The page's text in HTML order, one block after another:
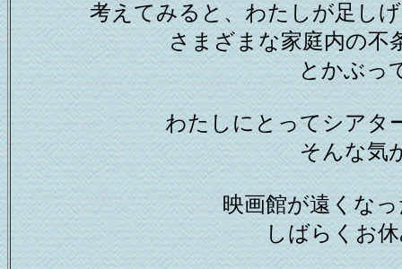
考えてみると、わたしが足し
さまざまな家庭内の不
とかぶっ
わたしにとってシアタ
そんな気
映画館が遠くな
しばらくお